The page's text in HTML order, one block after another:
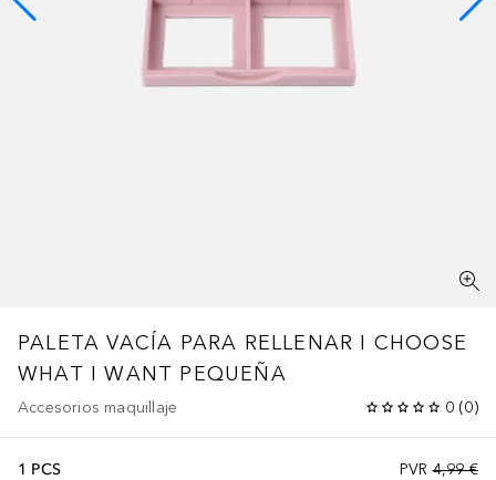
PALETA VACÍA PARA RELLENAR I CHOOSE
WHAT I WANT PEQUEÑA
Accesorios maquillaje 0 (0)
PVR 4,99 €
1 PCS